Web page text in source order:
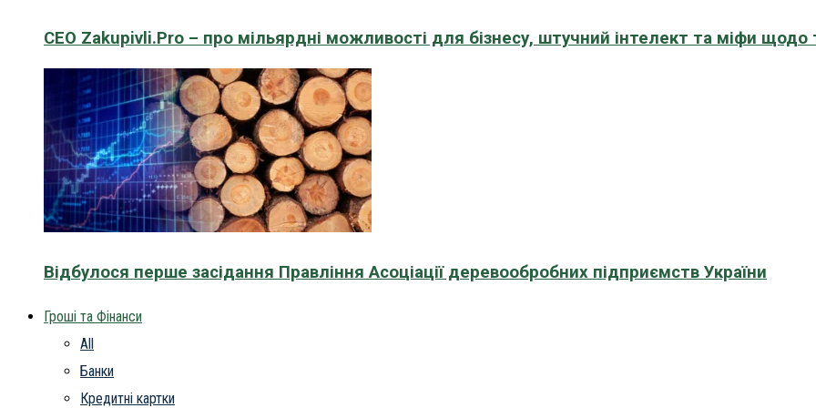
CEO Zakupivli.Pro – про мільярдні можливості для бізнесу, штучний інтелект та міфи щодо
Відбулося перше засідання Правління Асоціації деревообробних підприємств України
Гроші та Фінанси
All
Банки
Кредитні картки